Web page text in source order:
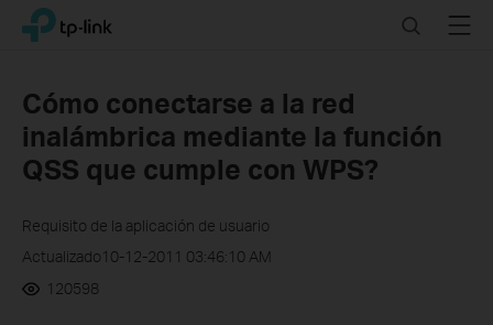
Click
navigation
TP-Link, Reliably Smart SearchMenu
Cómo conectarse a la red
inalámbrica mediante la función
QSS que cumple con WPS?
Requisito de la aplicación de usuario
Actualizado10-12-2011 03:46:10 AM
120598